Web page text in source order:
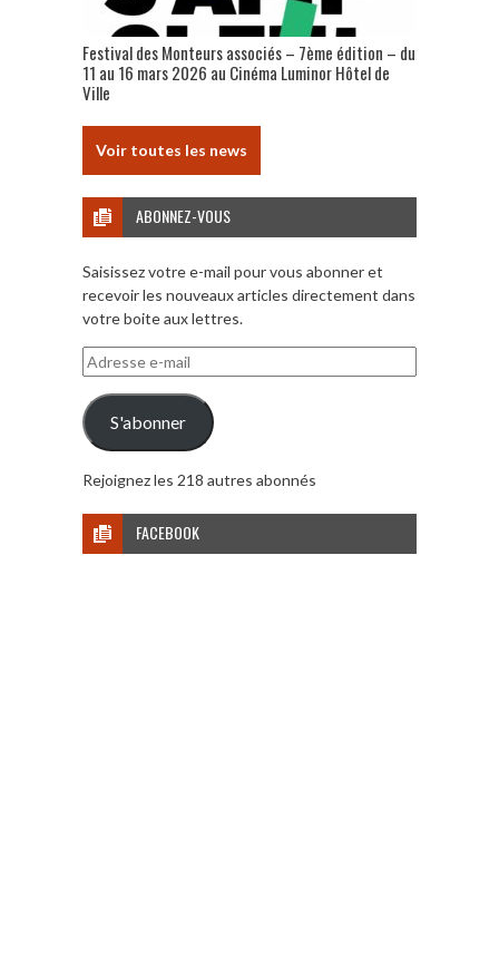
Festival des Monteurs associés – 7ème édition – du
11 au 16 mars 2026 au Cinéma Luminor Hôtel de
Ville
Voir toutes les news
ABONNEZ-VOUS
Saisissez votre e-mail pour vous abonner et
recevoir les nouveaux articles directement dans
votre boite aux lettres.
Adresse
e-
mail
S'abonner
Rejoignez les 218 autres abonnés
FACEBOOK